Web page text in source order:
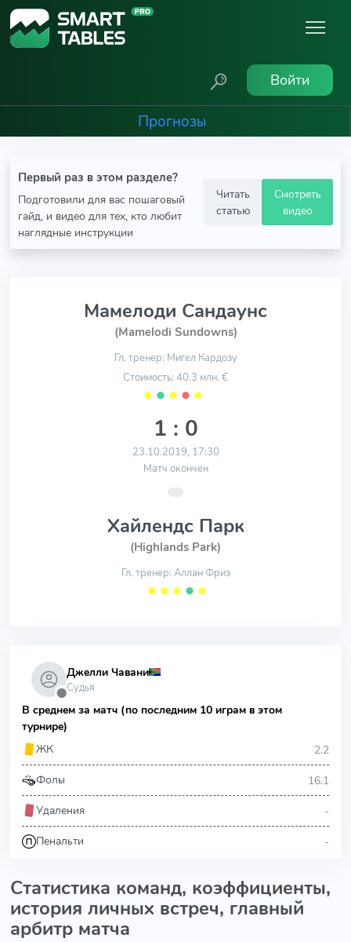
Войти
Прогнозы
Первый раз в этом разделе?
Подготовили для вас пошаговый
гайд, и видео для тех, кто любит
наглядные инструкции
Читать
статью
Смотреть
видео
Мамелоди Сандаунс
(Mamelodi Sundowns)
Гл. тренер: Мигел Кардозу
Стоимость: 40.3 млн. €
⬤ ⬤ ⬤ ⬤ ⬤
1 : 0
23.10.2019, 17:30
Матч окончен
Хайлендс Парк
(Highlands Park)
Гл. тренер: Аллан Фриз
⬤ ⬤ ⬤ ⬤ ⬤
⬤
Джелли Чавани
Судья
В среднем за матч (по последним 10 играм в этом
турнире)
ЖК
2.2
Фолы 16.1
Удаления -
Пенальти -
Статистика команд, коэффициенты,
история личных встреч, главный
арбитр матча